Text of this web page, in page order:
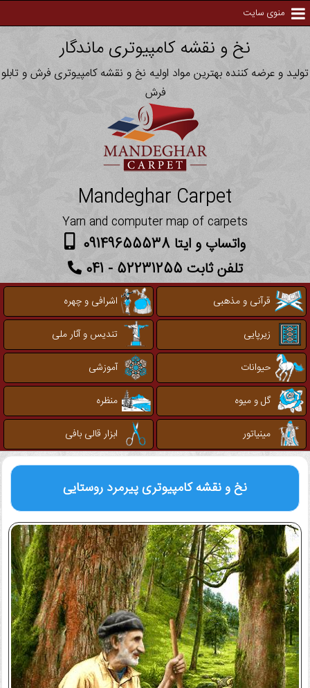
منوی سایت
نخ و نقشه کامپیوتری ماندگار
تولید و عرضه کننده بهترین مواد اولیه نخ و نقشه کامپیوتری فرش و تابلو
فرش
Mandeghar Carpet
Yarn and computer map of carpets
واتساپ و ایتا 09149655538
تلفن ثابت 52231255 - 041
قرآنی و مذهبی
اشرافی و چهره
زیرپایی
تندیس و آثار ملی
حیوانات
آموزشی
گل و میوه
منظره
مینیاتور
ابزار قالی بافی
نخ و نقشه کامپیوتریپیرمرد روستایی